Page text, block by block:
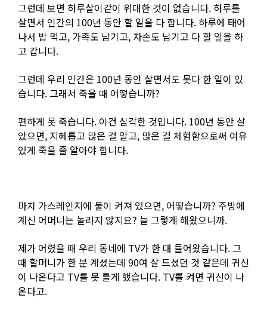
그런데 보면 하루살이같이 위대한 것이 없습니다. 하루를
살면서 인간의 100년 동안 할 일을 다 합니다. 하루에 태어
나서 밥 먹고, 가족도 남기고, 자손도 남기고 다 할 일을 하
고 갑니다.
그런데 우리 인간은 100년 동안 살면서도 못다 한 일이 있
습니다. 그래서 죽을 때 어떻습니까?
편하게 못 죽습니다. 이건 심각한 것입니다. 100년 동안 살
았으면, 지혜롭고 많은 걸 알고, 많은 걸 체험함으로써 여유
있게 죽을 줄 알아야 합니다.
마치 가스레인지에 불이 켜져 있으면, 어떻습니까? 주방에
계신 어머니는 놀라지 않지요? 늘 그렇게 해왔으니까.
제가 어렸을 때 우리 동네에 TV가 한 대 들어왔습니다. 그
때 할머니가 한 분 계셨는데 90여 살 드셨던 것 같은데 귀신
이 나온다고 TV를 못 틀게 했습니다. TV를 켜면 귀신이 나
온다고.